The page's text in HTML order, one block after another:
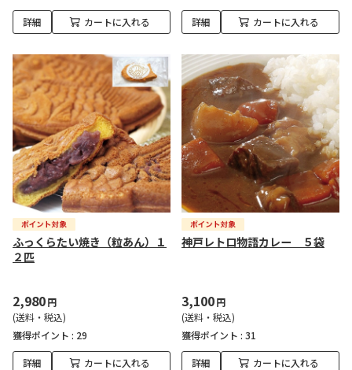
詳細 カートに入れる 詳細 カートに入れる
ふっくらたい焼き（粒あん）１
２匹
2,980円
(送料・税込)
獲得ポイント : 29
詳細 カートに入れる
神戸レトロ物語カレー ５袋
3,100円
(送料・税込)
獲得ポイント : 31
詳細 カートに入れる